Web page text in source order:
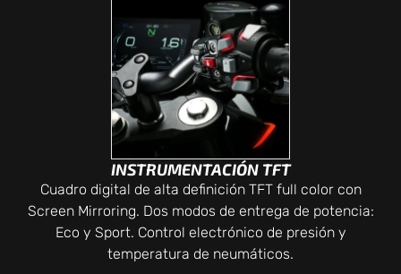
INSTRUMENTACIÓN TFT
Cuadro digital de alta definición TFT full color con
Screen Mirroring. Dos modos de entrega de potencia:
Eco y Sport. Control electrónico de presión y
temperatura de neumáticos.